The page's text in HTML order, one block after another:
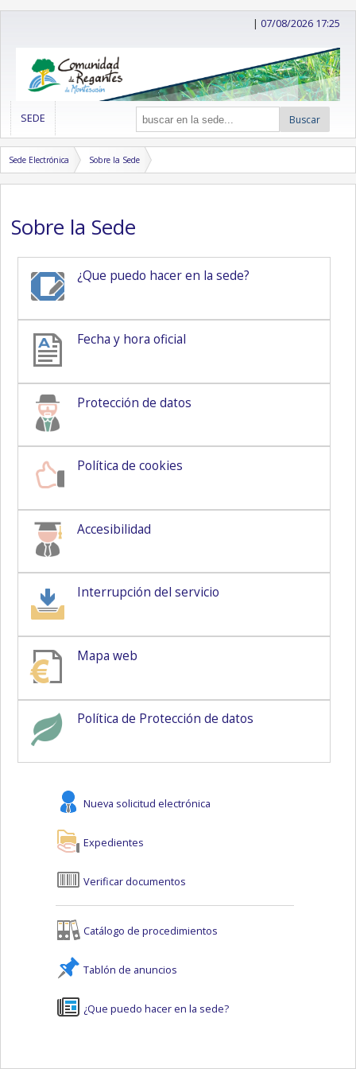
|07/08/2026 17:25
SEDE Buscar
Sede Electrónica Sobre la Sede
Sobre la Sede
¿Que puedo hacer en la sede?
Fecha y hora oficial
Protección de datos
Política de cookies
Accesibilidad
Interrupción del servicio
Mapa web
Política de Protección de datos
Nueva solicitud electrónica
Expedientes
Verificar documentos
Catálogo de procedimientos
Tablón de anuncios
¿Que puedo hacer en la sede?